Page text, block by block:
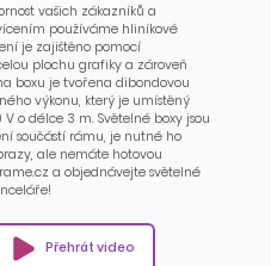
vašich zákazníků a
používáme hliníkové
je zajištěno pomocí
plochu grafiky a zároveň
boxu je tvořena dibondovou
výkonu, který je umístěný
o délce 3 m. Světelné boxy jsou
součástí rámu, je nutné ho
ale nemáte hotovou
a objednávejte světelné
Přehrát video